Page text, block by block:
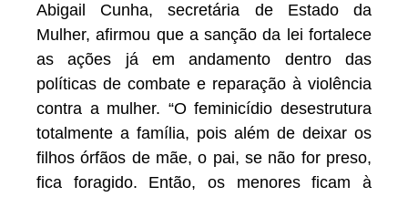
Abigail Cunha, secretária de Estado da
Mulher, afirmou que a sanção da lei fortalece
as ações já em andamento dentro das
políticas de combate e reparação à violência
contra a mulher. “O feminicídio desestrutura
totalmente a família, pois além de deixar os
filhos órfãos de mãe, o pai, se não for preso,
fica foragido. Então, os menores ficam à